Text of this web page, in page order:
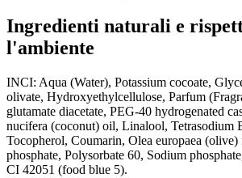
Ingredienti naturali e
l'ambiente
INCI: Aqua (Water), Potassium cocoate,
olivate, Hydroxyethylcellulose, Parfum
glutamate diacetate, PEG-40 hydrogenated
nucifera (coconut) oil, Linalool, Tetrasodium
Tocopherol, Coumarin, Olea europaea
phosphate, Polysorbate 60, Sodium
CI 42051 (food blue 5).